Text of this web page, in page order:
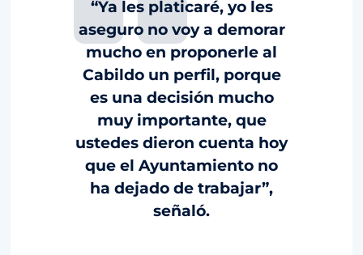
“Ya les platicaré, yo les
aseguro no voy a demorar
mucho en proponerle al
Cabildo un perfil, porque
es una decisión mucho
muy importante, que
ustedes dieron cuenta hoy
que el Ayuntamiento no
ha dejado de trabajar”,
señaló.